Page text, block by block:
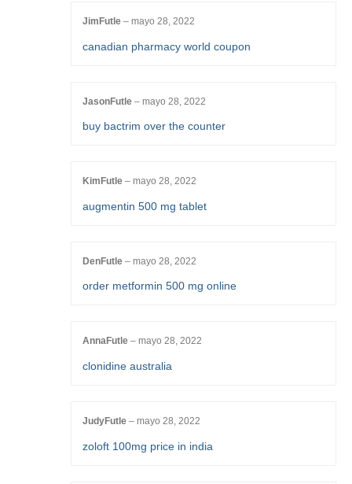
JimFutle – mayo 28, 2022
canadian pharmacy world coupon
JasonFutle – mayo 28, 2022
buy bactrim over the counter
KimFutle – mayo 28, 2022
augmentin 500 mg tablet
DenFutle – mayo 28, 2022
order metformin 500 mg online
AnnaFutle – mayo 28, 2022
clonidine australia
JudyFutle – mayo 28, 2022
zoloft 100mg price in india